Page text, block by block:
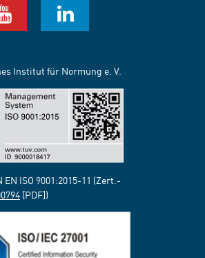
Institut für Normung e. V.
ISO 9001:2015-11 (Zert.-
[PDF])